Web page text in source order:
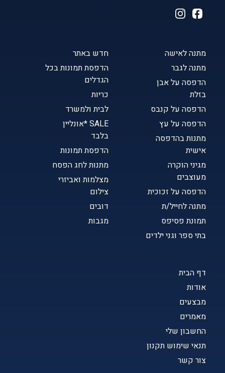
דף הבית
אודות
מבצעים
מאמרים
החשבון שלי
תנאי שימוש תקנון
צור קשר
מתנה לאישה
מתנה לגבר
הדפסה על אבן
בזלת
הדפסה על קנבס
הדפסה על עץ
מתנות בהדפסה
אישית
מגיני הוקרה
מעוצבים
הדפסה על זכוכית
מתנה לחייל/ת
תמונת פסיפס
בתי ספר וגני ילדים
חדש באתר
הדפסת תמונות בכל
הגדלים
כריות
לבית ולמשרד
SALE *אונליין
בלבד
הדפסת תמונות
מתנות לחג הפסח
מצלמות ואביזרי
צילום
דובים
מגבות